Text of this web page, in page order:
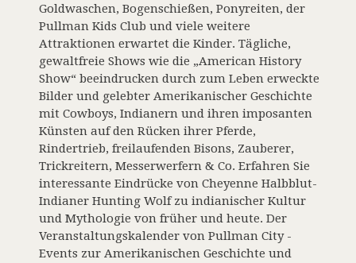
Goldwaschen, Bogenschießen, Ponyreiten, der
Pullman Kids Club und viele weitere
Attraktionen erwartet die Kinder. Tägliche,
gewaltfreie Shows wie die „American History
Show“ beeindrucken durch zum Leben erweckte
Bilder und gelebter Amerikanischer Geschichte
mit Cowboys, Indianern und ihren imposanten
Künsten auf den Rücken ihrer Pferde,
Rindertrieb, freilaufenden Bisons, Zauberer,
Trickreitern, Messerwerfern & Co. Erfahren Sie
interessante Eindrücke von Cheyenne Halbblut-
Indianer Hunting Wolf zu indianischer Kultur
und Mythologie von früher und heute. Der
Veranstaltungskalender von Pullman City -
Events zur Amerikanischen Geschichte und